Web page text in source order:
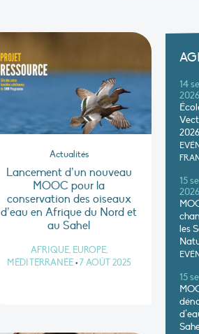
Actualités
Lancement d’un nouveau
MOOC pour la
conservation des oiseaux
d’eau en Afrique du Nord et
au Sahel
AFRIQUE, EUROPE,
MÉDITERRANÉE • 7 AOÛT 2025
14
2026
2026
15
2026
les
15